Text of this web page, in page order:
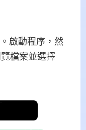
啟動程序，然
檔案並選擇